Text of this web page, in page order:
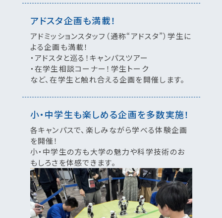
アドスタ企画も満載！
アドミッションスタッフ（通称“アドスタ”）学生に
よる企画も満載！
・アドスタと巡る！キャンパスツアー
・在学生相談コーナー！学生トーク
など、在学生と触れ合える企画を開催します。
小・中学生も楽しめる企画を多数実施！
各キャンパスで、楽しみながら学べる体験企画
を開催！
小・中学生の方も大学の魅力や科学技術のお
もしろさを体感できます。